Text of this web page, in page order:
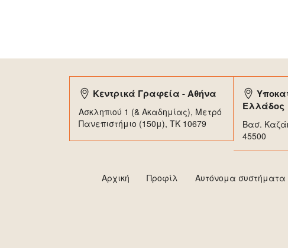
Κεντρικά Γραφεία - Αθήνα
Ασκληπιού 1 (& Ακαδημίας), Μετρό
Πανεπιστήμιο (150μ), TK 10679
Ελλάδος
Βασ.
45500
Αρχική Προφίλ Αυτόνομα συστήματα